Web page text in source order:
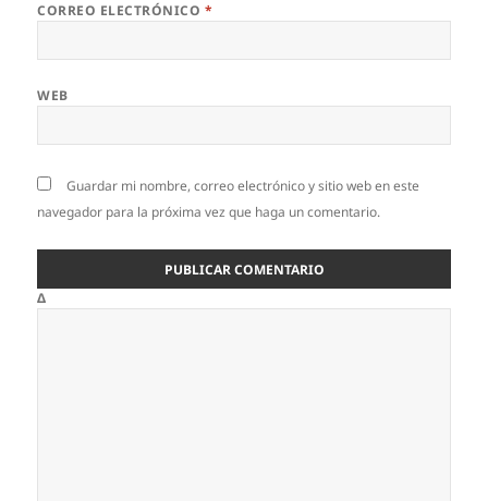
CORREO ELECTRÓNICO *
WEB
Guardar mi nombre, correo electrónico y sitio web en este
navegador para la próxima vez que haga un comentario.
Δ